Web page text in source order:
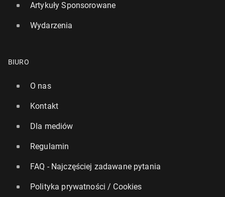
Artykuły Sponsorowane
Wydarzenia
BIURO
O nas
Kontakt
Dla mediów
Regulamin
FAQ - Najczęściej zadawane pytania
Polityka prywatności / Cookies